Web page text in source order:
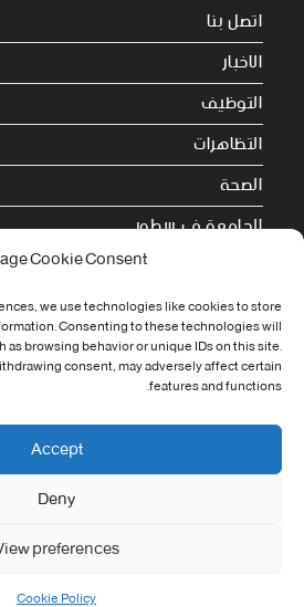
Cookie Consent
we use technologies like cookies to store
Consenting to these technologies will
as browsing behavior or unique IDs on this site.
consent, may adversely affect certain
features and functions.
Accept
Deny
preferences
Cookie Policy
اتصل بنا
الاخبار
التوظيف
التظاهرات
الصحة
الجامعة في سطور
Cookie Policy (EU)
معلومات الاتصال
Address:
جامعة العربي التبسي طريق قسنطينة -
contact@univ-tebessa.dz